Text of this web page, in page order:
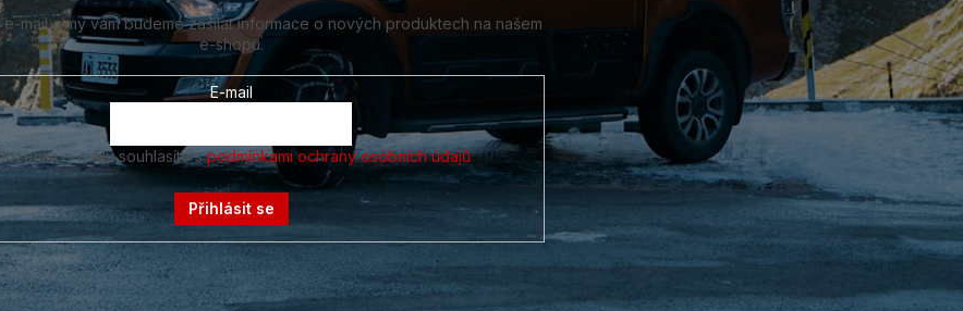
mail a my vám budeme zasílat informace o nových produktech na našem
e-shopu.
E-mail
e-mailu souhlasíte spodmínkami ochrany osobních údajů
Přihlásit se